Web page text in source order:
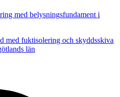
med belysningsfundament i
med fuktisolering och skyddsskiva
län